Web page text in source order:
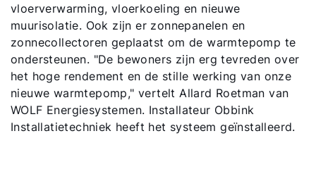
vloerverwarming, vloerkoeling en nieuwe
muurisolatie. Ook zijn er zonnepanelen en
zonnecollectoren geplaatst om de warmtepomp te
ondersteunen. "De bewoners zijn erg tevreden over
het hoge rendement en de stille werking van onze
nieuwe warmtepomp," vertelt Allard Roetman van
WOLF Energiesystemen. Installateur Obbink
Installatietechniek heeft het systeem geïnstalleerd.
Hallo!